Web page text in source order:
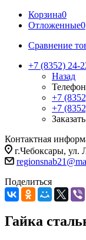
Корзина0
Отложенные0
Сравнение
+7 (8352) 24-
Назад
+7
+7
Контактная
г.Чебоксары, ул.
Поделиться
Гайка